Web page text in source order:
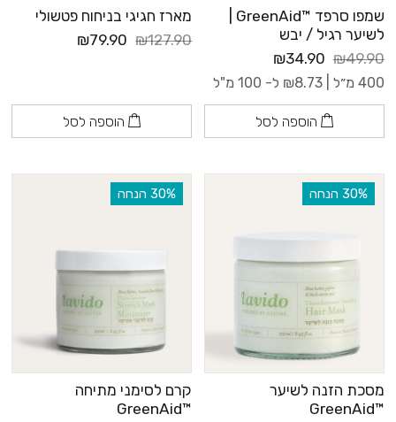
לשיער רגיל / יבש
₪49.90
₪34.90
400 מ״ל | ₪8.73 ל- 100 מ"ל
הוספה לסל
מארז חגיגי בניחוח פטשולי
₪127.90
₪79.90
הוספה לסל
‫30% הנחה
מסכת הזנה לשיער
™GreenAid
‫30% הנחה
קרם לסימני מתיחה
™GreenAid